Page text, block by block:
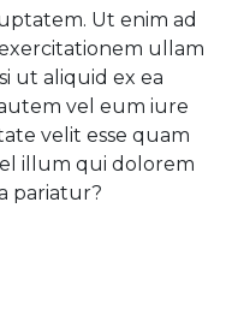
Ut enim ad
ullam
ut aliquid ex ea
vel eum iure
velit esse quam
illum qui dolorem
pariatur?